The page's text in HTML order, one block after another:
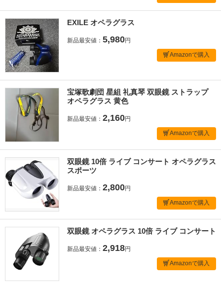
EXILE オペラグラス
新品最安値： 5,980円
Amazonで購入
宝塚歌劇団 星組 礼真琴 双眼鏡 ストラップ
オペラグラス 黄色
新品最安値： 2,160円
Amazonで購入
双眼鏡 10倍 ライブ コンサート オペラグラス
スポーツ
新品最安値： 2,800円
Amazonで購入
双眼鏡 オペラグラス 10倍 ライブ コンサート
新品最安値： 2,918円
Amazonで購入